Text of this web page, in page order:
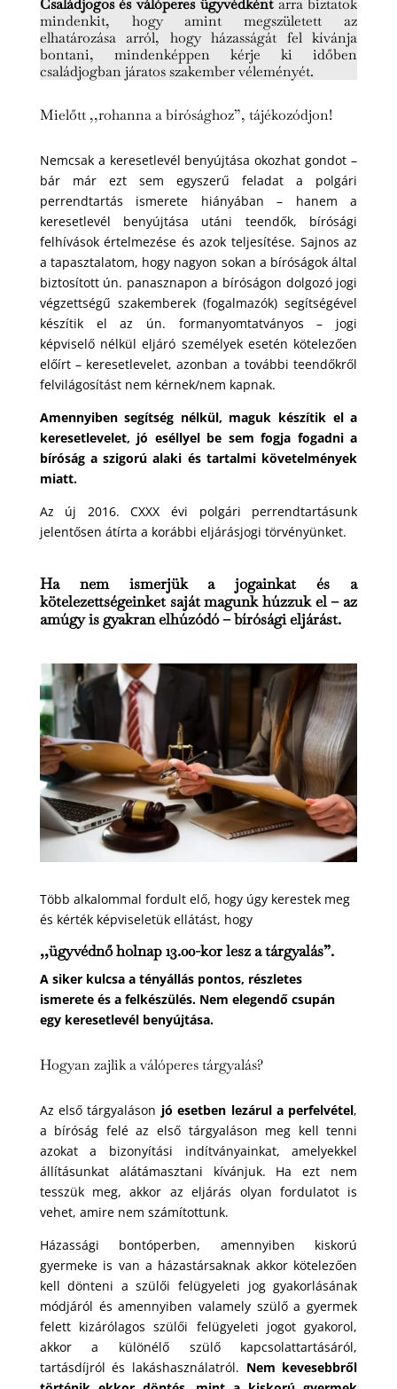
Családjogos és válóperes ügyvédkéntarra biztatok
mindenkit, hogy amint megszületett az
elhatározása arról, hogy házasságát fel kívánja
bontani, mindenképpen kérje ki időben
családjogban járatos szakember véleményét.
Mielőtt ,,rohanna a bírósághoz”, tájékozódjon!
Nemcsak a keresetlevél benyújtása okozhat gondot –
bár már ezt sem egyszerű feladat a polgári
perrendtartás ismerete hiányában – hanem a
keresetlevél benyújtása utáni teendők, bírósági
felhívások értelmezése és azok teljesítése. Sajnos az
a tapasztalatom, hogy nagyon sokan a bíróságok által
biztosított ún. panasznapon a bíróságon dolgozó jogi
végzettségű szakemberek (fogalmazók) segítségével
készítik el az ún. formanyomtatványos – jogi
képviselő nélkül eljáró személyek esetén kötelezően
előírt – keresetlevelet, azonban a további teendőkről
felvilágosítást nem kérnek/nem kapnak.
Amennyiben segítség nélkül, maguk készítik el a
keresetlevelet, jó eséllyel be sem fogja fogadni a
bíróság a szigorú alaki és tartalmi követelmények
miatt.
Az új 2016. CXXX évi polgári perrendtartásunk
jelentősen átírta a korábbi eljárásjogi törvényünket.
Ha nem ismerjük a jogainkat és a
kötelezettségeinket saját magunk húzzuk el – az
amúgy is gyakran elhúzódó – bírósági eljárást.
Több alkalommal fordult elő, hogy úgy kerestek meg
és kérték képviseletük ellátást, hogy
,,ügyvédnő holnap 13.00-kor lesz a tárgyalás”.
A siker kulcsa a tényállás pontos, részletes
ismerete és a felkészülés. Nem elegendő csupán
egy keresetlevél benyújtása.
Hogyan zajlik a válóperes tárgyalás?
Az első tárgyaláson jó esetben lezárul a perfelvétel,
a bíróság felé az első tárgyaláson meg kell tenni
azokat a bizonyítási indítványainkat, amelyekkel
állításunkat alátámasztani kívánjuk. Ha ezt nem
tesszük meg, akkor az eljárás olyan fordulatot is
vehet, amire nem számítottunk.
Házassági bontóperben, amennyiben kiskorú
gyermeke is van a házastársaknak akkor kötelezően
kell dönteni a szülői felügyeleti jog gyakorlásának
módjáról és amennyiben valamely szülő a gyermek
felett kizárólagos szülői felügyeleti jogot gyakorol,
akkor a különélő szülő kapcsolattartásáról,
tartásdíjról és lakáshasználatról. Nem kevesebbről